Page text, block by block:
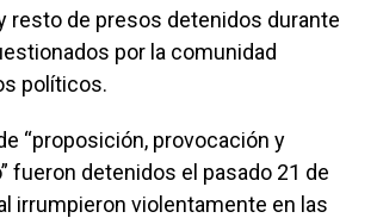
resto de presos detenidos durante
por la comunidad
políticos.
“proposición, provocación y
fueron detenidos el pasado 21 de
irrumpieron violentamente en las